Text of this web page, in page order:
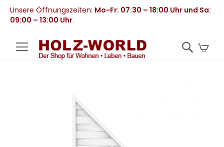
Unsere Öffnungszeiten: Mo-Fr: 07:30 – 18:00 Uhr und Sa:
09:00 – 13:00 Uhr.